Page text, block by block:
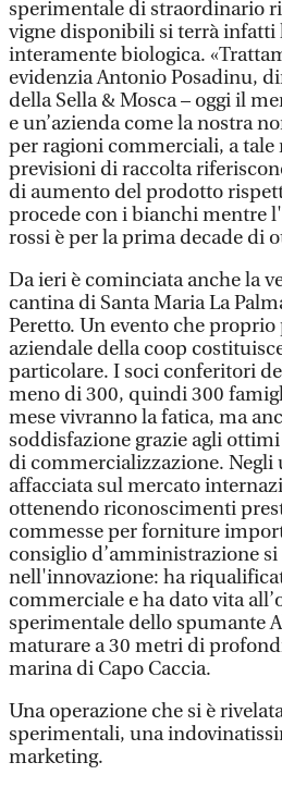
sperimentale di straordinario
vigne disponibili si terrà
interamente biologica.
evidenzia Antonio Posadinu,
della Sella & Mosca – oggi il
e un’azienda come la nostra
per ragioni commerciali, a tale
previsioni di raccolta
di aumento del prodotto
procede con i bianchi mentre
rossi è per la prima decade di
Da ieri è cominciata anche la
cantina di Santa Maria La
Peretto. Un evento che
aziendale della coop
particolare. I soci conferitori
meno di 300, quindi 300
mese vivranno la fatica, ma
soddisfazione grazie agli
di commercializzazione. Negli
affacciata sul mercato
ottenendo riconoscimenti
commesse per forniture
consiglio d’amministrazione
nell'innovazione: ha
commerciale e ha dato vita
sperimentale dello spumante
maturare a 30 metri di
marina di Capo Caccia.
Una operazione che si è
sperimentali, una
marketing.